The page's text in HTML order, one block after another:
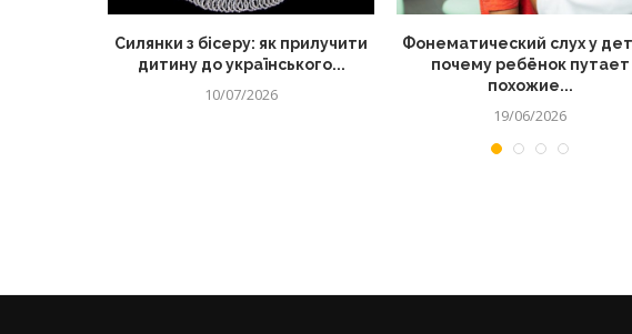
Силянки з бісеру: як прилучити
дитину до українського...
10/07/2026
Фонематический слух у
почему ребёнок путает
похожие...
19/06/2026